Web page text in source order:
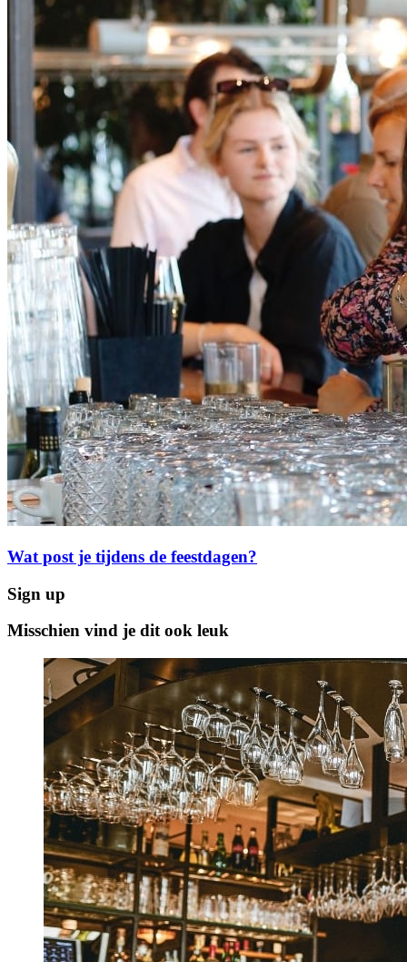
Wat post je tijdens de feestdagen?
Sign up
Misschien vind je dit ook leuk